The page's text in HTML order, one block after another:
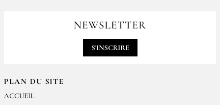
PLAN DU SITE
ACCUEIL
contact@epices-roellinger.comNEWSLETTER
S'INSCRIRE